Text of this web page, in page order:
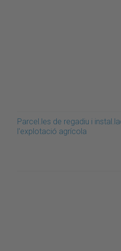
Parcel.les de regadiu i
l'explotació agrícola